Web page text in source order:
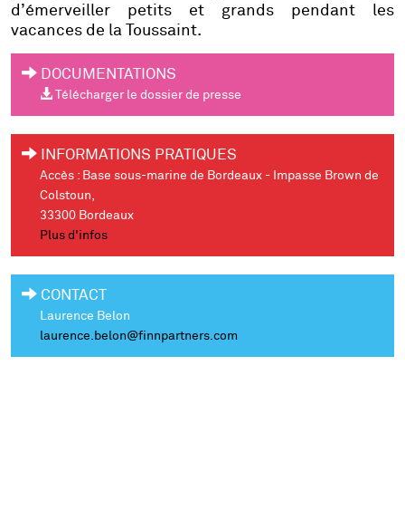
d’émerveiller petits et grands pendant les
vacances de la Toussaint.
DOCUMENTATIONS
Télécharger le dossier de presse
INFORMATIONS PRATIQUES
Accès : Base sous-marine de Bordeaux - Impasse Brown de
Colstoun,
33300 Bordeaux
Plus d'infos
CONTACT
Laurence Belon
laurence.belon@finnpartners.com